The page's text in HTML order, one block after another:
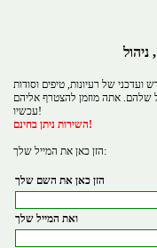
ניהול
של רעיונות, טיפים וסודות
שלהם. אתה מוזמן להצטרף אליהם
עכשיו!
השירות ניתן בחינם!
הזן כאן את המייל שלך:
הזן כאן את השם שלך
ואת המייל שלך